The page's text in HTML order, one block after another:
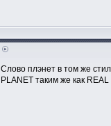
Cлово плэнет в том же
PLANET таким же как REAL